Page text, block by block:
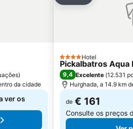
)
da cidade
ver os
4 Estrelas
Hotel
Pickalbatros
9,4 Excelente (12.531
Hurghada, a 14.9 km
de € 161
Consulte os preços